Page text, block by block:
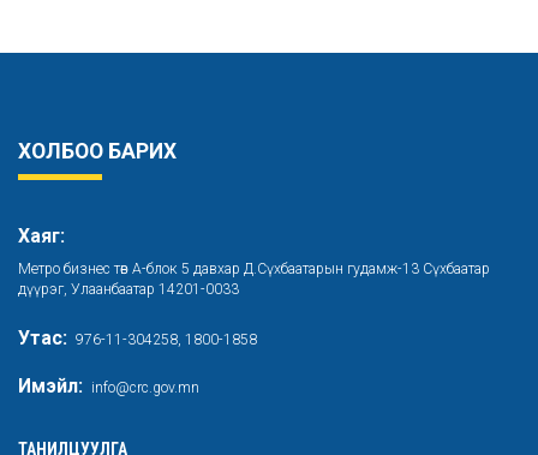
ХОЛБОО БАРИХ
Хаяг:
Метро бизнес төв А-блок 5 давхар Д.Сүхбаатарын гудамж-13 Сүхбаатар
дүүрэг, Улаанбаатар 14201-0033
Утас: 976-11-304258, 1800-1858
Имэйл: info@crc.gov.mn
ТАНИЛЦУУЛГА